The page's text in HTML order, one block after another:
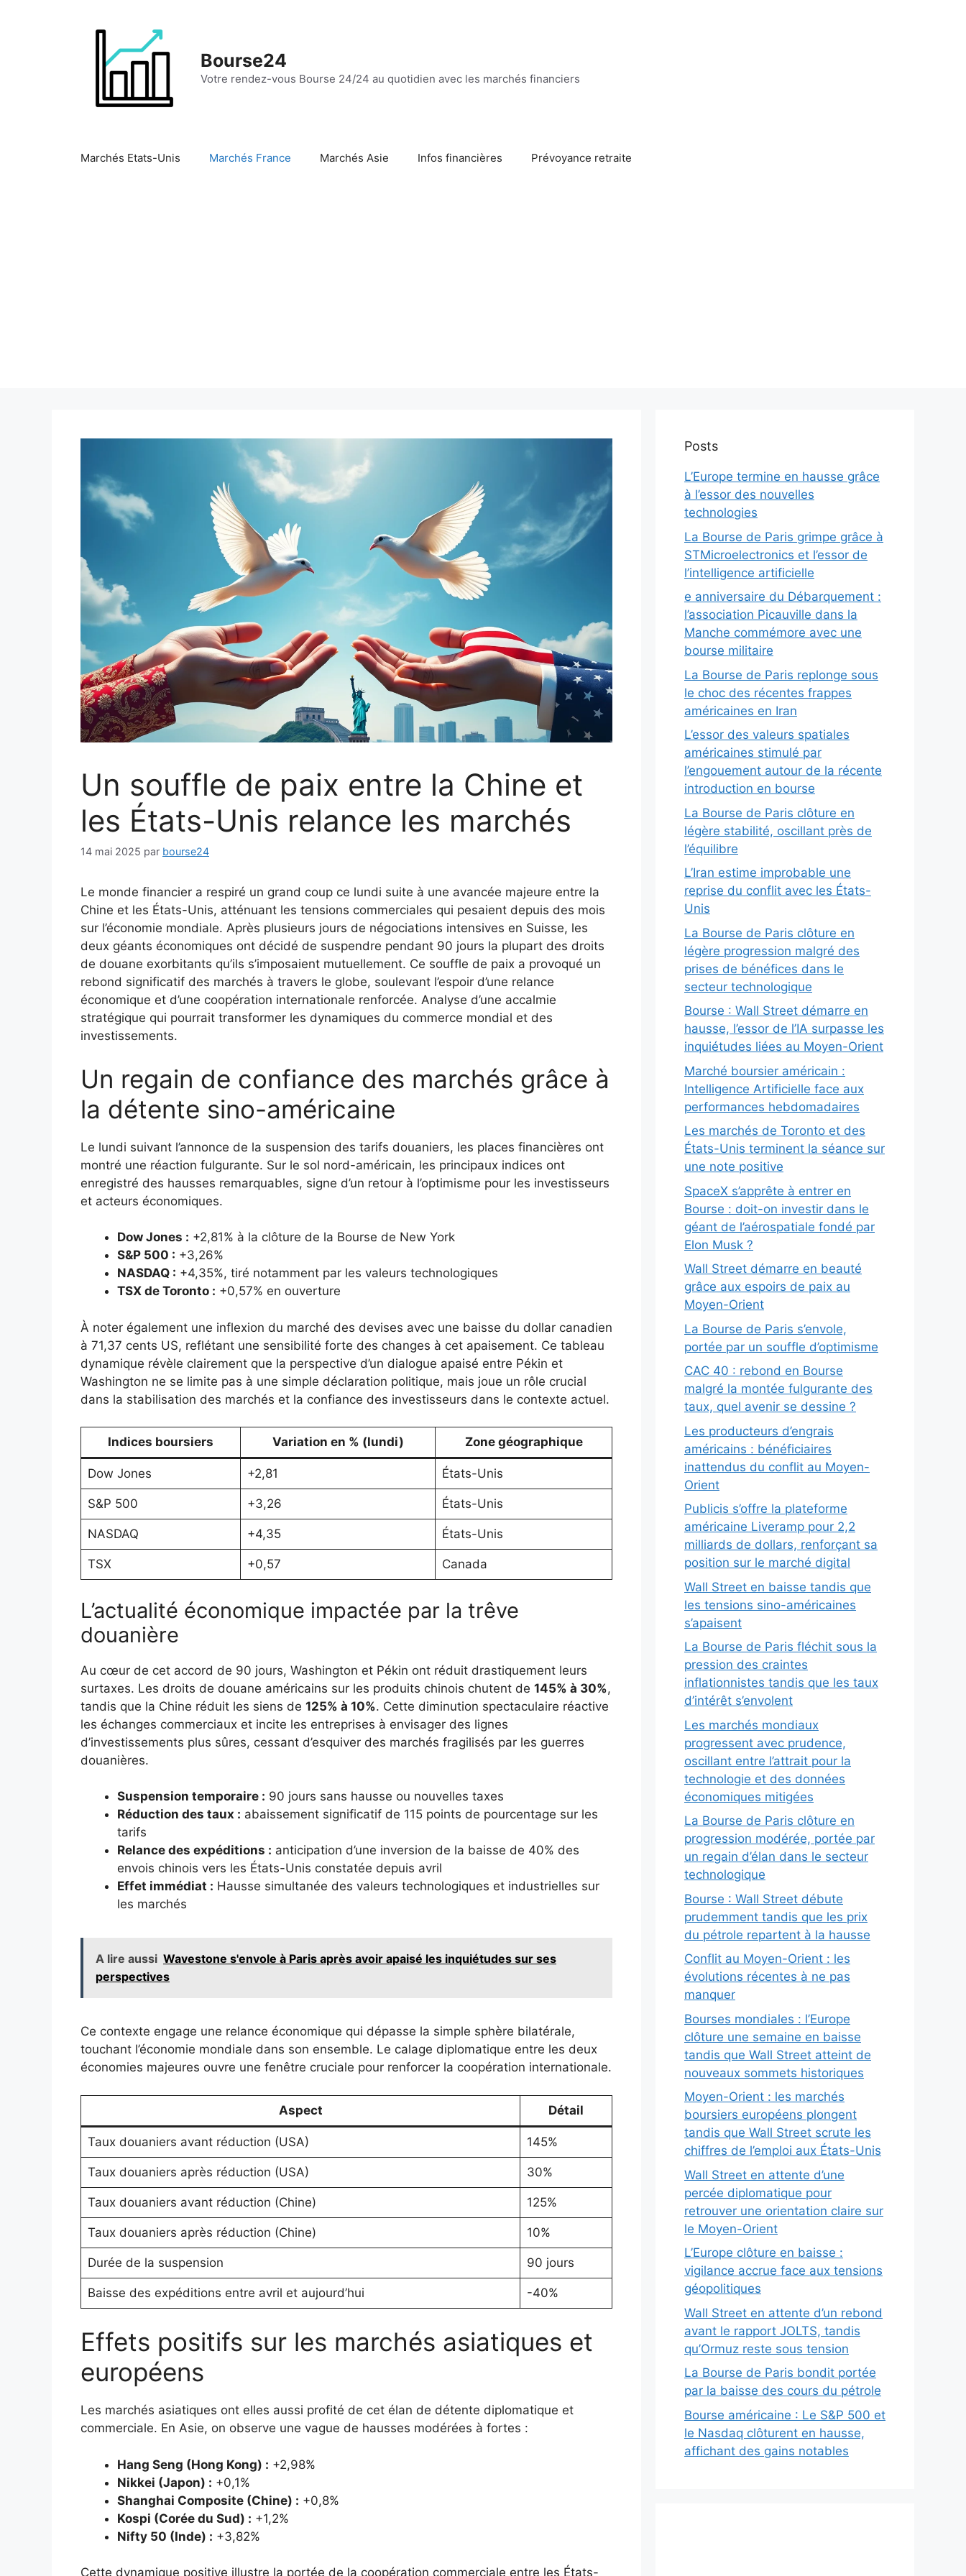
Bourse24
Votre rendez-vous Bourse 24/24 au quotidien avec les marchés financiers
Marchés Etats-Unis Marchés France Marchés Asie Infos financières Prévoyance retraite
Un souffle de paix entre la Chine et
les États-Unis relance les marchés
14 mai 2025 par bourse24
Le monde financier a respiré un grand coup ce lundi suite à une avancée majeure entre la
Chine et les États-Unis, atténuant les tensions commerciales qui pesaient depuis des mois
sur l’économie mondiale. Après plusieurs jours de négociations intensives en Suisse, les
deux géants économiques ont décidé de suspendre pendant 90 jours la plupart des droits
de douane exorbitants qu’ils s’imposaient mutuellement. Ce souffle de paix a provoqué un
rebond significatif des marchés à travers le globe, soulevant l’espoir d’une relance
économique et d’une coopération internationale renforcée. Analyse d’une accalmie
stratégique qui pourrait transformer les dynamiques du commerce mondial et des
investissements.
Un regain de confiance des marchés grâce à
la détente sino-américaine
Le lundi suivant l’annonce de la suspension des tarifs douaniers, les places financières ont
montré une réaction fulgurante. Sur le sol nord-américain, les principaux indices ont
enregistré des hausses remarquables, signe d’un retour à l’optimisme pour les investisseurs
et acteurs économiques.
Dow Jones : +2,81% à la clôture de la Bourse de New York
S&P 500 : +3,26%
NASDAQ : +4,35%, tiré notamment par les valeurs technologiques
TSX de Toronto : +0,57% en ouverture
À noter également une inflexion du marché des devises avec une baisse du dollar canadien
à 71,37 cents US, reflétant une sensibilité forte des changes à cet apaisement. Ce tableau
dynamique révèle clairement que la perspective d’un dialogue apaisé entre Pékin et
Washington ne se limite pas à une simple déclaration politique, mais joue un rôle crucial
dans la stabilisation des marchés et la confiance des investisseurs dans le contexte actuel.
Indices boursiers Variation en % (lundi) Zone géographique
Dow Jones +2,81 États-Unis
S&P 500 +3,26 États-Unis
NASDAQ +4,35 États-Unis
TSX +0,57 Canada
L’actualité économique impactée par la trêve
douanière
Au cœur de cet accord de 90 jours, Washington et Pékin ont réduit drastiquement leurs
surtaxes. Les droits de douane américains sur les produits chinois chutent de 145% à 30%,
tandis que la Chine réduit les siens de 125% à 10%. Cette diminution spectaculaire réactive
les échanges commerciaux et incite les entreprises à envisager des lignes
d’investissements plus sûres, cessant d’esquiver des marchés fragilisés par les guerres
douanières.
Suspension temporaire : 90 jours sans hausse ou nouvelles taxes
Réduction des taux : abaissement significatif de 115 points de pourcentage sur les
tarifs
Relance des expéditions : anticipation d’une inversion de la baisse de 40% des
envois chinois vers les États-Unis constatée depuis avril
Effet immédiat : Hausse simultanée des valeurs technologiques et industrielles sur
les marchés
A lire aussi Wavestone s'envole à Paris après avoir apaisé les inquiétudes sur ses
perspectives
Ce contexte engage une relance économique qui dépasse la simple sphère bilatérale,
touchant l’économie mondiale dans son ensemble. Le calage diplomatique entre les deux
économies majeures ouvre une fenêtre cruciale pour renforcer la coopération internationale.
Aspect Détail
Taux douaniers avant réduction (USA) 145%
Taux douaniers après réduction (USA) 30%
Taux douaniers avant réduction (Chine) 125%
Taux douaniers après réduction (Chine) 10%
Durée de la suspension 90 jours
Baisse des expéditions entre avril et aujourd’hui -40%
Effets positifs sur les marchés asiatiques et
européens
Les marchés asiatiques ont elles aussi profité de cet élan de détente diplomatique et
commerciale. En Asie, on observe une vague de hausses modérées à fortes :
Hang Seng (Hong Kong) : +2,98%
Nikkei (Japon) : +0,1%
Shanghai Composite (Chine) : +0,8%
Kospi (Corée du Sud) : +1,2%
Nifty 50 (Inde) : +3,82%
Cette dynamique positive illustre la portée de la coopération commerciale entre les États-
Posts
L’Europe termine en hausse grâce
à l’essor des nouvelles
technologies
La Bourse de Paris grimpe grâce à
STMicroelectronics et l’essor de
l’intelligence artificielle
e anniversaire du Débarquement :
l’association Picauville dans la
Manche commémore avec une
bourse militaire
La Bourse de Paris replonge sous
le choc des récentes frappes
américaines en Iran
L’essor des valeurs spatiales
américaines stimulé par
l’engouement autour de la récente
introduction en bourse
La Bourse de Paris clôture en
légère stabilité, oscillant près de
l’équilibre
L’Iran estime improbable une
reprise du conflit avec les États-
Unis
La Bourse de Paris clôture en
légère progression malgré des
prises de bénéfices dans le
secteur technologique
Bourse : Wall Street démarre en
hausse, l’essor de l’IA surpasse les
inquiétudes liées au Moyen-Orient
Marché boursier américain :
Intelligence Artificielle face aux
performances hebdomadaires
Les marchés de Toronto et des
États-Unis terminent la séance sur
une note positive
SpaceX s’apprête à entrer en
Bourse : doit-on investir dans le
géant de l’aérospatiale fondé par
Elon Musk ?
Wall Street démarre en beauté
grâce aux espoirs de paix au
Moyen-Orient
La Bourse de Paris s’envole,
portée par un souffle d’optimisme
CAC 40 : rebond en Bourse
malgré la montée fulgurante des
taux, quel avenir se dessine ?
Les producteurs d’engrais
américains : bénéficiaires
inattendus du conflit au Moyen-
Orient
Publicis s’offre la plateforme
américaine Liveramp pour 2,2
milliards de dollars, renforçant sa
position sur le marché digital
Wall Street en baisse tandis que
les tensions sino-américaines
s’apaisent
La Bourse de Paris fléchit sous la
pression des craintes
inflationnistes tandis que les taux
d’intérêt s’envolent
Les marchés mondiaux
progressent avec prudence,
oscillant entre l’attrait pour la
technologie et des données
économiques mitigées
La Bourse de Paris clôture en
progression modérée, portée par
un regain d’élan dans le secteur
technologique
Bourse : Wall Street débute
prudemment tandis que les prix
du pétrole repartent à la hausse
Conflit au Moyen-Orient : les
évolutions récentes à ne pas
manquer
Bourses mondiales : l’Europe
clôture une semaine en baisse
tandis que Wall Street atteint de
nouveaux sommets historiques
Moyen-Orient : les marchés
boursiers européens plongent
tandis que Wall Street scrute les
chiffres de l’emploi aux États-Unis
Wall Street en attente d’une
percée diplomatique pour
retrouver une orientation claire sur
le Moyen-Orient
L’Europe clôture en baisse :
vigilance accrue face aux tensions
géopolitiques
Wall Street en attente d’un rebond
avant le rapport JOLTS, tandis
qu’Ormuz reste sous tension
La Bourse de Paris bondit portée
par la baisse des cours du pétrole
Bourse américaine : Le S&P 500 et
le Nasdaq clôturent en hausse,
affichant des gains notables